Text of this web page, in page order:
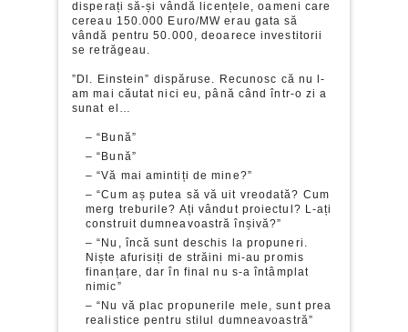
disperați să-și vândă licențele, oameni care
cereau 150.000 Euro/MW erau gata să
vândă pentru 50.000, deoarece investitorii
se retrăgeau.
”Dl. Einstein” dispăruse. Recunosc că nu l-
am mai căutat nici eu, până când într-o zi a
sunat el…
– “Bună”
– “Bună”
– “Vă mai amintiți de mine?”
– “Cum aș putea să vă uit vreodată? Cum
merg treburile? Ați vândut proiectul? L-ați
construit dumneavoastră înșivă?”
– “Nu, încă sunt deschis la propuneri.
Niște afurisiți de străini mi-au promis
finanțare, dar în final nu s-a întâmplat
nimic”
– “Nu vă plac propunerile mele, sunt prea
realistice pentru stilul dumneavoastră”